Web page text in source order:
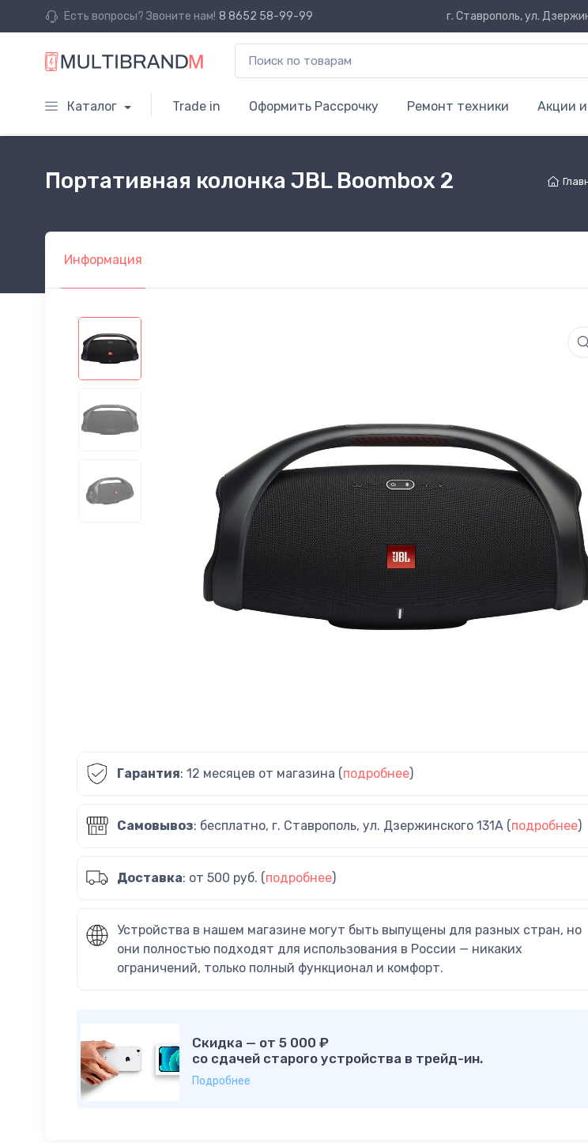
Есть вопросы? Звоните нам! 8 8652 58-99-99 г. Ставрополь, ул.
Каталог Trade in Оформить Рассрочку Ремонт техники Акции
Портативная колонка JBL Boombox 2
Информация
Гарантия: 12 месяцев от магазина (подробнее)
Самовывоз: бесплатно, г. Ставрополь, ул. Дзержинского 131А (подробнее)
Доставка: от 500 руб. (подробнее)
Устройства в нашем магазине могут быть выпущены для разных стран, но
они полностью подходят для использования в России — никаких
ограничений, только полный функционал и комфорт.
Скидка — от 5 000 ₽
со сдачей старого устройства в трейд-ин.
Подробнее